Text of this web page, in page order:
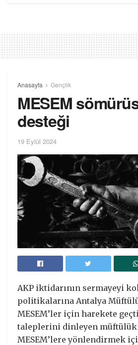
Anasayfa Gençlik
MESEM
desteği
19 Eylül 2024
AKP iktidarının sermayeyi
politikalarına Antalya
MESEM’ler için harekete
taleplerini dinleyen müftülük
MESEM’lere yönlendirmek